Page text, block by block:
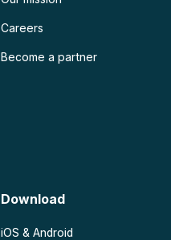
Careers
Become a partner
Download
iOS & Android